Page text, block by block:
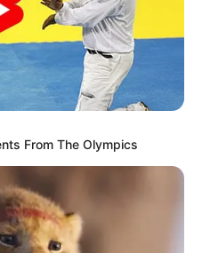
From The Olympics